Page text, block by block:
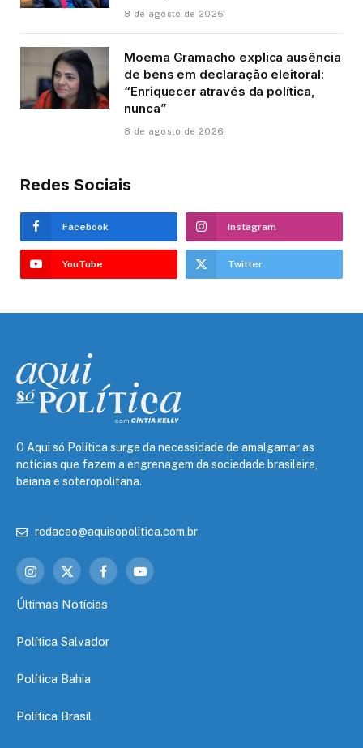
8 de agosto de 2026
Moema Gramacho explica ausência
de bens em declaração eleitoral:
“Enriquecer através da política,
nunca”
8 de agosto de 2026
Redes Sociais
Facebook Instagram
YouTube Twitter
O Aqui só Política surge da necessidade de amalgamar as
notícias que fazem a engrenagem da sociedade brasileira,
baiana e soteropolitana.
redacao@aquisopolitica.com.br
Instagram
X
FacebookYouTube
Últimas Notícias
Política Salvador
Política Bahia
Política Brasil